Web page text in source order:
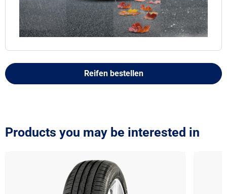
Reifen bestellen
Products you may be interested in